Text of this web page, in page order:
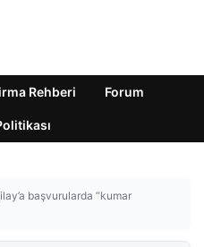
Rehberi Forum
başvurularda “kumar